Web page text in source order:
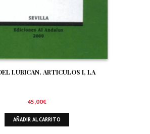
LUBICAN. ARTICULOS I, LA
45,00€
AÑADIR AL CARRITO